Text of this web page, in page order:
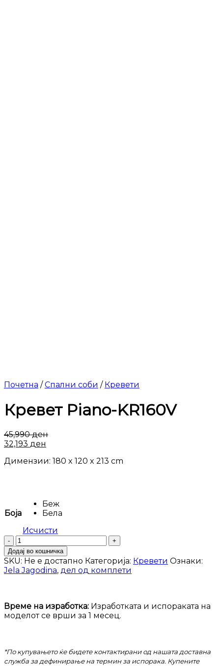
Почетна / Спални соби / Кревети
Кревет Piano-KR160V
45,990ден
32,193 ден
Димензии: 180 x 120 x 213 cm
Боја
Беж
Бела
Исчисти
Кревет
Piano-
KR160V
количина
Додај во кошничка
SKU: Не е достапно Категорија: Кревети Ознаки:
Jela Jagodina, дел од комплети
Време на изработка: Изработката и испораката на
моделот се врши за 1 месец.
*По купувањето ќе бидете контактирани од нашата доставна
служба за дефинирање на термин за испорака. Купените